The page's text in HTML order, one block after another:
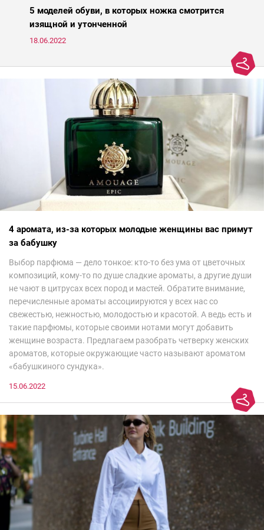
средств для молодости от Ксении Вебер, косметолога-эстетиста
и «эксперта идеальной кожи Intercharm 2020».
5 моделей обуви, в которых ножка смотрится
изящной и утонченной
18.06.2022
4 аромата, из-за которых молодые женщины вас примут
за бабушку
Выбор парфюма — дело тонкое: кто-то без ума от цветочных
композиций, кому-то по душе сладкие ароматы, а другие души
не чают в цитрусах всех пород и мастей. Обратите внимание,
перечисленные ароматы ассоциируются у всех нас со
свежестью, нежностью, молодостью и красотой. А ведь есть и
такие парфюмы, которые своими нотами могут добавить
женщине возраста. Предлагаем разобрать четверку женских
ароматов, которые окружающие часто называют ароматом
«бабушкиного сундука».
15.06.2022